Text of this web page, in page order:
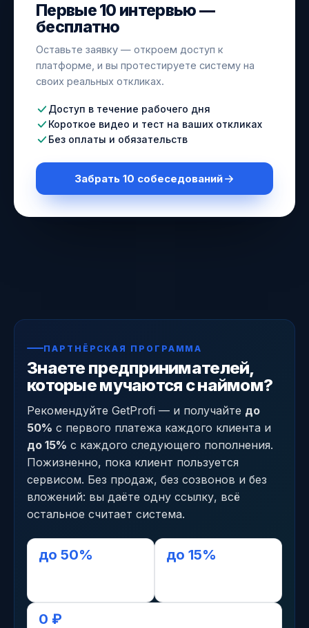
Первые 10 интервью —
бесплатно
Оставьте заявку — откроем доступ к
платформе, и вы протестируете систему на
своих реальных откликах.
Доступ в течение рабочего дня
Короткое видео и тест на ваших откликах
Без оплаты и обязательств
Забрать 10 собеседований
ПАРТНЁРСКАЯ ПРОГРАММА
Знаете предпринимателей,
которые мучаются с наймом?
Рекомендуйте GetProfi — и получайте до
50% с первого платежа каждого клиента и
до 15% с каждого следующего пополнения.
Пожизненно, пока клиент пользуется
сервисом. Без продаж, без созвонов и без
вложений: вы даёте одну ссылку, всё
остальное считает система.
до 50% до 15%
0 ₽